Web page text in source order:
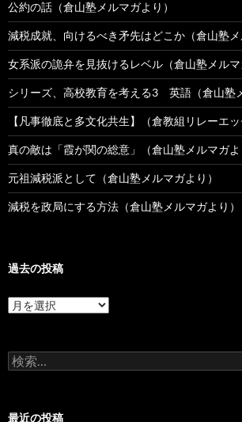
公約の話（倉山塾メルマガより）
減税成就、向けるべき矛先はどこか（倉山塾メ
女系派の詭弁を見抜けるレベル（倉山塾メルマ
シリーズ、高校教育を考える3 英語（倉山塾
【凡事徹底と多文化共生】（倉教組リレーエッ
真の敵は「霞が関の総意」（倉山塾メルマガよ
元祖減税派として（倉山塾メルマガより）
減税を政局にする方法（倉山塾メルマガより）
過去の投稿
過
去
稿
検
索:
最近の投稿